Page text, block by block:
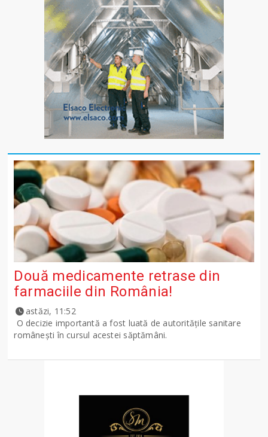
Două medicamente retrase din
farmaciile din România!
astăzi, 11:52
O decizie importantă a fost luată de autoritățile sanitare
românești în cursul acestei săptămâni.